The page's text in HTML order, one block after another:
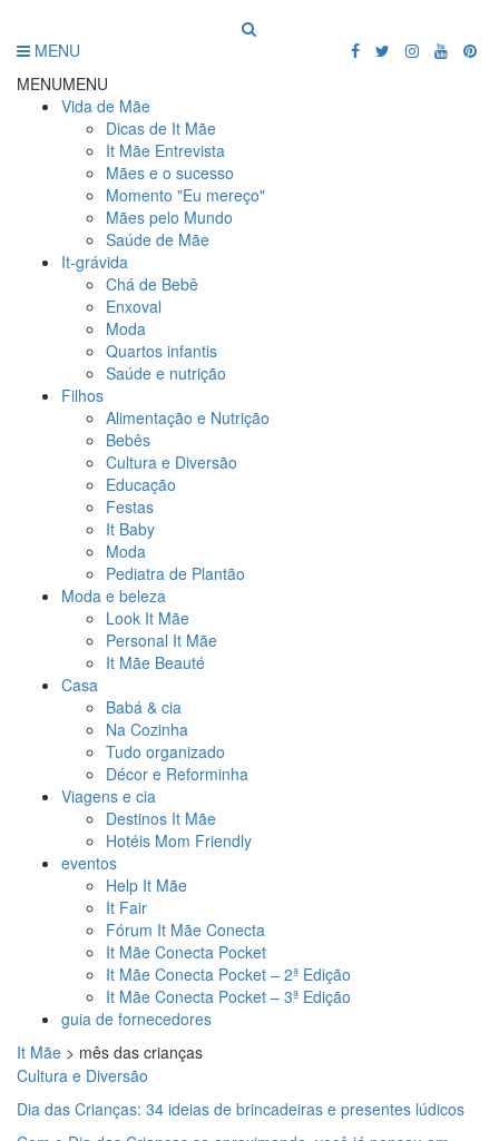
MENU
MENUMENU
Vida de Mãe
Dicas de It Mãe
It Mãe Entrevista
Mães e o sucesso
Momento "Eu mereço"
Mães pelo Mundo
Saúde de Mãe
It-grávida
Chá de Bebê
Enxoval
Moda
Quartos infantis
Saúde e nutrição
Filhos
Alimentação e Nutrição
Bebês
Cultura e Diversão
Educação
Festas
It Baby
Moda
Pediatra de Plantão
Moda e beleza
Look It Mãe
Personal It Mãe
It Mãe Beauté
Casa
Babá & cia
Na Cozinha
Tudo organizado
Décor e Reforminha
Viagens e cia
Destinos It Mãe
Hotéis Mom Friendly
eventos
Help It Mãe
It Fair
Fórum It Mãe Conecta
It Mãe Conecta Pocket
It Mãe Conecta Pocket – 2ª Edição
It Mãe Conecta Pocket – 3ª Edição
guia de fornecedores
It Mãe > mês das crianças
Cultura e Diversão
Dia das Crianças: 34 ideias de brincadeiras e presentes lúdicos